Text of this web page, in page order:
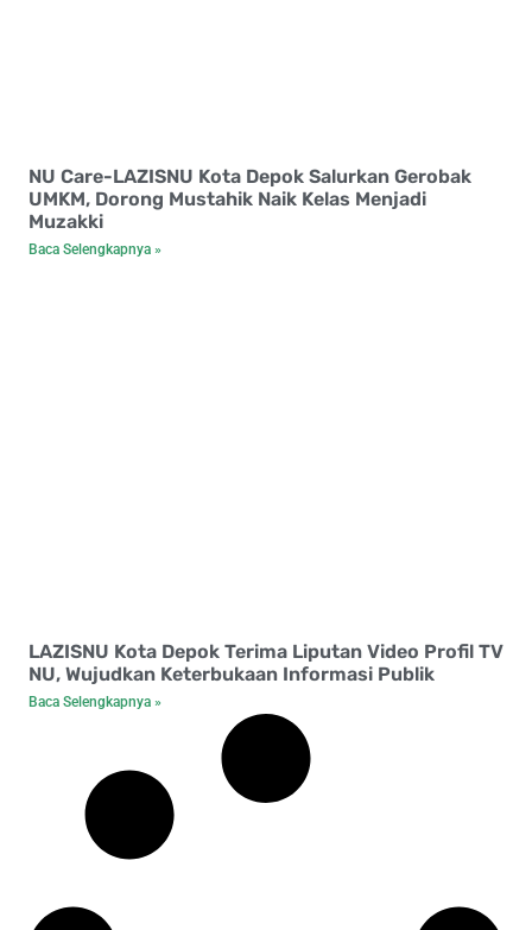
NU Care-LAZISNU Kota Depok Salurkan Gerobak
UMKM, Dorong Mustahik Naik Kelas Menjadi
Muzakki
Baca Selengkapnya »
LAZISNU Kota Depok Terima Liputan Video Profil TV
NU, Wujudkan Keterbukaan Informasi Publik
Baca Selengkapnya »